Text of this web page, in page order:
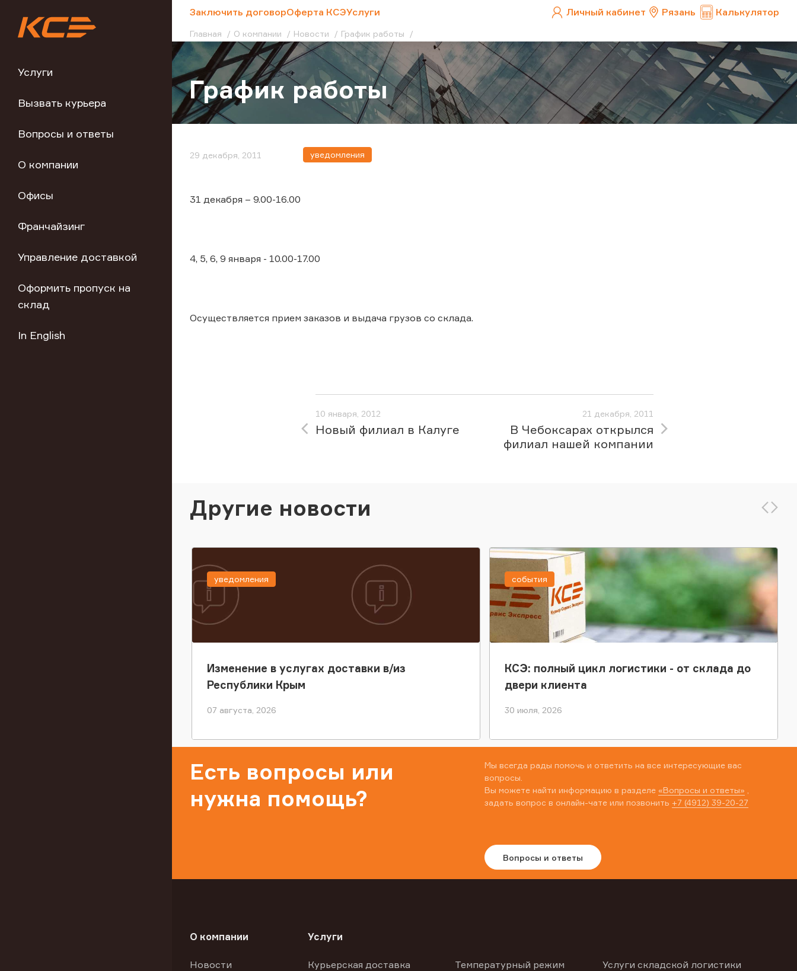
Услуги
Вызвать курьера
Вопросы и ответы
О компании
Офисы
Франчайзинг
Управление доставкой
Оформить пропуск на
склад
In English
Заключить договорОферта КСЭУслуги Личный кабинет Рязань Калькулятор
Главная О компании Новости График работы
График работы
29 декабря, 2011 уведомления
31 декабря – 9.00-16.00
4, 5, 6, 9 января - 10.00-17.00
Осуществляется прием заказов и выдача грузов со склада.
10 января, 2012
Новый филиал в Калуге
21 декабря, 2011
В Чебоксарах открылся
филиал нашей компании
Другие новости
Изменение в услугах доставки в/из
Республики Крым
07 августа, 2026
уведомления
КСЭ: полный цикл логистики - от склада до
двери клиента
30 июля, 2026
события
Есть вопросы или
нужна помощь?
Мы всегда рады помочь и ответить на все интересующие вас
вопросы.
Вы можете найти информацию в разделе «Вопросы и ответы»
задать вопрос в онлайн-чате или позвонить +7 (4912) 39-20-27
Вопросы и ответы
О компании
Новости
Услуги
Курьерская доставка
Температурный режим
Услуги складской логистики